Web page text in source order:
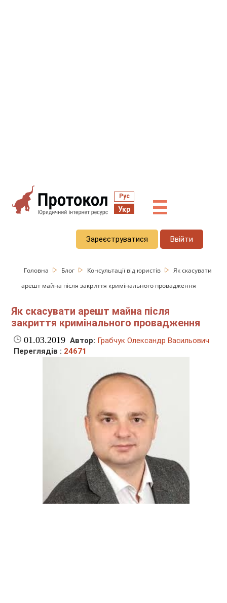
Рус
Укр ☰
Зареєструватися Ввійти
Головна Блог Консультації від юристів
Як скасувати
арешт майна після закриття кримінального провадження
Як скасувати арешт майна після
закриття кримінального провадження
01.03.2019 Автор: Грабчук Олександр Васильович
Переглядів : 24671